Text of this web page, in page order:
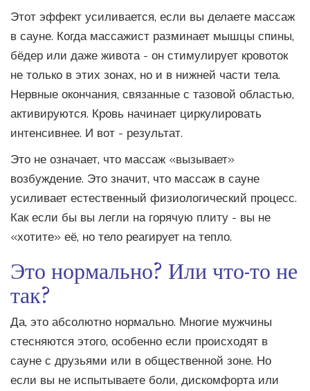
Этот эффект усиливается, если вы делаете массаж
в сауне. Когда массажист разминает мышцы спины,
бёдер или даже живота - он стимулирует кровоток
не только в этих зонах, но и в нижней части тела.
Нервные окончания, связанные с тазовой областью,
активируются. Кровь начинает циркулировать
интенсивнее. И вот - результат.
Это не означает, что массаж «вызывает»
возбуждение. Это значит, что массаж в сауне
усиливает естественный физиологический процесс.
Как если бы вы легли на горячую плиту - вы не
«хотите» её, но тело реагирует на тепло.
Это нормально? Или что-то не
так?
Да, это абсолютно нормально. Многие мужчины
стесняются этого, особенно если происходят в
сауне с друзьями или в общественной зоне. Но
если вы не испытываете боли, дискомфорта или